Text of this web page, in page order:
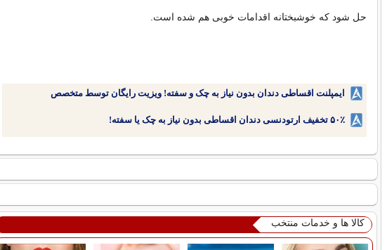
حل شود که خوشبختانه اقدامات خوبی هم شده است.
ایمپلنت اقساطی دندان بدون نیاز به چک و سفته! ویزیت رایگان توسط متخصص
۵۰٪ تخفیف ارتودنسی دندان اقساطی بدون نیاز به چک یا سفته!
کالا ها و خدمات منتخب